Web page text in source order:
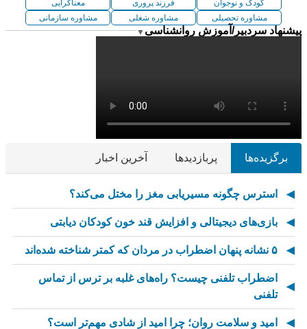
کودک و نوجوان
فرزند پروری
معناگرایی
مشاوره تحصیلی
مشاوره شغلی مشاوره سازمانی
پیشنهاد سردبیر/آموزش روانشناسی ▼
برگزیده‌ها پربازدیدها آخرین اخبار
استرس چگونه مسیریابی مغز را مختل می‌کند؟
بازی‌های دیجیتالی و افزایش قند خون کودکان دیابتی
۵ نشانه پنهان اضطراب در مردان که کمتر شناخته شده‌اند
اضطراب تلفنی چیست؟ راه‌های غلبه بر ترس از تماس
تلفنی
امید و سلامت روان؛ چرا امید از شادی مهم‌تر است؟